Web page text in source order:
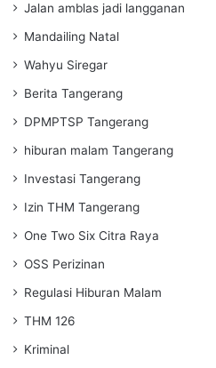
Jalan amblas jadi langganan
Mandailing Natal
Wahyu Siregar
Berita Tangerang
DPMPTSP Tangerang
hiburan malam Tangerang
Investasi Tangerang
Izin THM Tangerang
One Two Six Citra Raya
OSS Perizinan
Regulasi Hiburan Malam
THM 126
Kriminal